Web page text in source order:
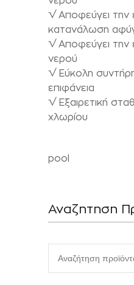
√ Αποφεύγει την
κατανάλωση
√ Αποφεύγει την
νερού
√ Εύκολη
επιφάνεια
√ Εξαιρετική
χλωρίου
pool
Αναζητηση